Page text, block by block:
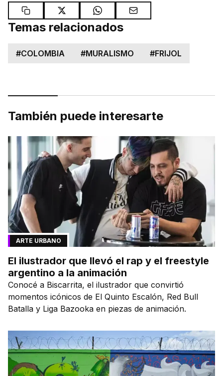
Temas relacionados
#COLOMBIA #MURALISMO #FRIJOL
También puede interesarte
ARTE URBANO
El ilustrador que llevó el rap y el freestyle
argentino a la animación
Conocé a Biscarrita, el ilustrador que convirtió
momentos icónicos de El Quinto Escalón, Red Bull
Batalla y Liga Bazooka en piezas de animación.